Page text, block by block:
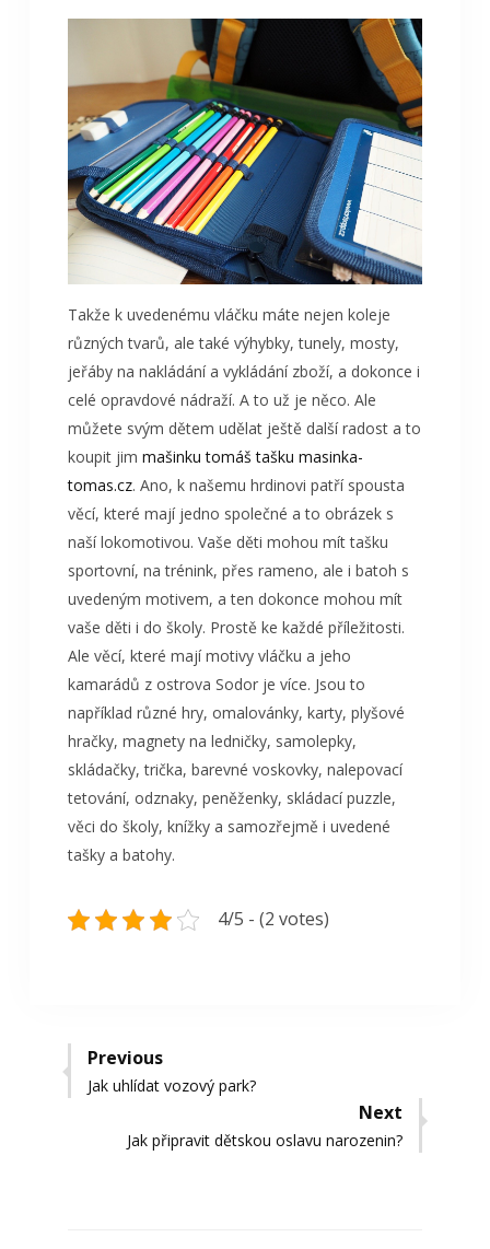
Takže k uvedenému vláčku máte nejen koleje
různých tvarů, ale také výhybky, tunely, mosty,
jeřáby na nakládání a vykládání zboží, a dokonce i
celé opravdové nádraží. A to už je něco. Ale
můžete svým dětem udělat ještě další radost a to
koupit jim mašinku tomáš tašku masinka-
tomas.cz. Ano, k našemu hrdinovi patří spousta
věcí, které mají jedno společné a to obrázek s
naší lokomotivou. Vaše děti mohou mít tašku
sportovní, na trénink, přes rameno, ale i batoh s
uvedeným motivem, a ten dokonce mohou mít
vaše děti i do školy. Prostě ke každé příležitosti.
Ale věcí, které mají motivy vláčku a jeho
kamarádů z ostrova Sodor je více. Jsou to
například různé hry, omalovánky, karty, plyšové
hračky, magnety na ledničky, samolepky,
skládačky, trička, barevné voskovky, nalepovací
tetování, odznaky, peněženky, skládací puzzle,
věci do školy, knížky a samozřejmě i uvedené
tašky a batohy.
4/5 - (2 votes)
Navigace
pro
příspěvek
Previous
Previous
Jak uhlídat vozový park?
Next
Next
Jak připravit dětskou oslavu narozenin?